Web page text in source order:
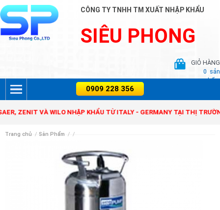
CÔNG TY TNHH TM XUẤT NHẬP KHẨU
SIÊU PHONG
GIỎ HÀNG
0 sản
phẩm
VÀ WILO NHẬP KHẨU TỪ ITALY - GERMANY TẠI THỊ TRƯỜNG
Trang chủ / Sản Phẩm / /